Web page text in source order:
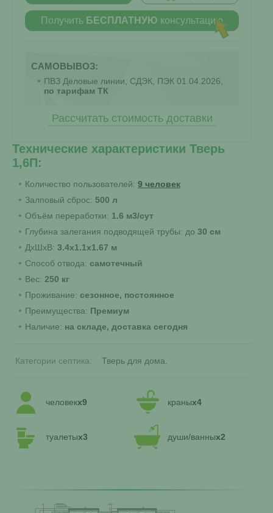
Получить БЕСПЛАТНУЮ консультацию
САМОВЫВОЗ:
ПВЗ Деловые линии, СДЭК, ПЭК 01.04.2026,
по тарифам ТК
Рассчитать стоимость доставки
Технические характеристики Тверь
1,6П:
Количество пользователей: 9 человек
Залповый сброс: 500 л
Объём переработки: 1.6 м3/сут
Глубина залегания подводящей трубы: до 30 см
ДхШхВ: 3.4х1.1х1.67 м
Способ отвода: самотечный
Вес: 250 кг
Проживание: сезонное, постоянное
Преимущества: Премиум
Наличие: на складе, доставка сегодня
Категории септика: Тверь для дома
человекx9 краныx4
туалетыx3 души/ванныx2